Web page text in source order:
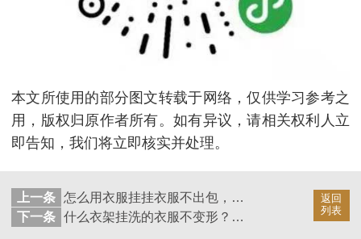
本文所使用的部分图文转载于网络，仅供学习参考之
用，版权归原作者所有。如有异议，请相关权利人立
即告知，我们将立即核实并处理。
返回
列表
上一条
怎么用衣服挂挂衣服不出包，赶紧学起来【华恩衣架】
下一条
什么衣架挂洗的衣服不变形？标准才是正道【华恩衣架】